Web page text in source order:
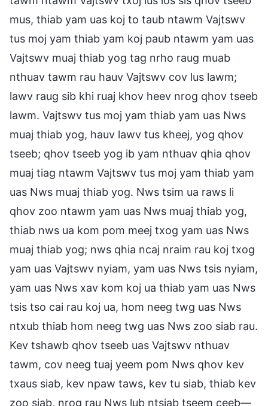
mus, thiab yam uas koj to taub ntawm Vajtswv
tus moj yam thiab yam koj paub ntawm yam uas
Vajtswv muaj thiab yog tag nrho raug muab
nthuav tawm rau hauv Vajtswv cov lus lawm;
lawv raug sib khi ruaj khov heev nrog qhov tseeb
lawm. Vajtswv tus moj yam thiab yam uas Nws
muaj thiab yog, hauv lawv tus kheej, yog qhov
tseeb; qhov tseeb yog ib yam nthuav qhia qhov
muaj tiag ntawm Vajtswv tus moj yam thiab yam
uas Nws muaj thiab yog. Nws tsim ua raws li
qhov zoo ntawm yam uas Nws muaj thiab yog,
thiab nws ua kom pom meej txog yam uas Nws
muaj thiab yog; nws qhia ncaj nraim rau koj txog
yam uas Vajtswv nyiam, yam uas Nws tsis nyiam,
yam uas Nws xav kom koj ua thiab yam uas Nws
tsis tso cai rau koj ua, hom neeg twg uas Nws
ntxub thiab hom neeg twg uas Nws zoo siab rau.
Kev tshawb qhov tseeb uas Vajtswv nthuav
tawm, cov neeg tuaj yeem pom Nws qhov kev
txaus siab, kev npaw taws, kev tu siab, thiab kev
zoo siab, nrog rau Nws lub ntsiab tseem ceeb—